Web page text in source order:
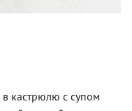
в кастрюлю с супом